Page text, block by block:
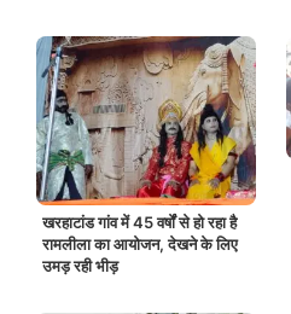
खरहाटांड गांव में 45 वर्षों से हो रहा है
रामलीला का आयोजन, देखने के लिए
उमड़ रही भीड़